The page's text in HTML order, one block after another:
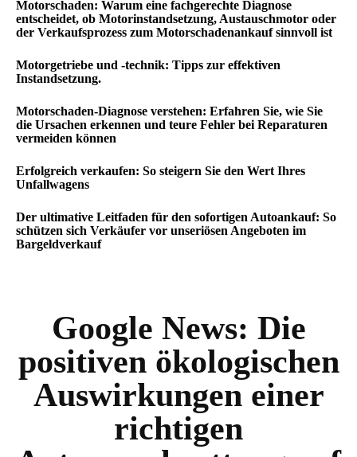
Motorschaden: Warum eine fachgerechte Diagnose
entscheidet, ob Motorinstandsetzung, Austauschmotor oder
der Verkaufsprozess zum Motorschadenankauf sinnvoll ist
Motorgetriebe und -technik: Tipps zur effektiven
Instandsetzung.
Motorschaden-Diagnose verstehen: Erfahren Sie, wie Sie
die Ursachen erkennen und teure Fehler bei Reparaturen
vermeiden können
Erfolgreich verkaufen: So steigern Sie den Wert Ihres
Unfallwagens
Der ultimative Leitfaden für den sofortigen Autoankauf: So
schützen sich Verkäufer vor unseriösen Angeboten im
Bargeldverkauf
Google News: Die
positiven ökologischen
Auswirkungen einer
richtigen